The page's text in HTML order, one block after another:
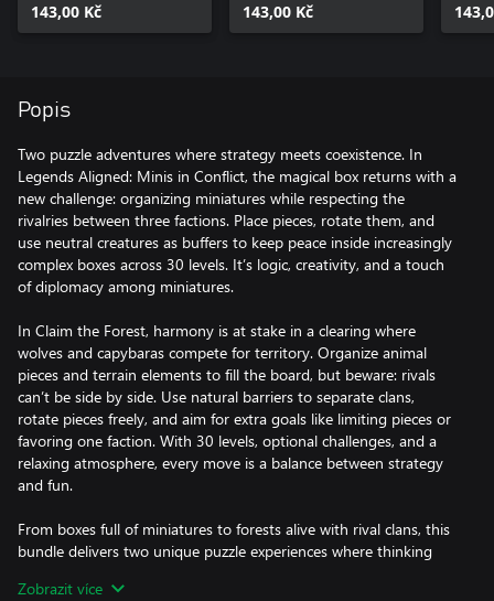
143,00 Kč 143,00 Kč
Popis
Two puzzle adventures where strategy meets coexistence. In
Legends Aligned: Minis in Conflict, the magical box returns with a
new challenge: organizing miniatures while respecting the
rivalries between three factions. Place pieces, rotate them, and
use neutral creatures as buffers to keep peace inside increasingly
complex boxes across 30 levels. It’s logic, creativity, and a touch
of diplomacy among miniatures.
In Claim the Forest, harmony is at stake in a clearing where
wolves and capybaras compete for territory. Organize animal
pieces and terrain elements to fill the board, but beware: rivals
can’t be side by side. Use natural barriers to separate clans,
rotate pieces freely, and aim for extra goals like limiting pieces or
favoring one faction. With 30 levels, optional challenges, and a
relaxing atmosphere, every move is a balance between strategy
and fun.
From boxes full of miniatures to forests alive with rival clans, this
bundle delivers two unique puzzle experiences where thinking
Zobrazit více